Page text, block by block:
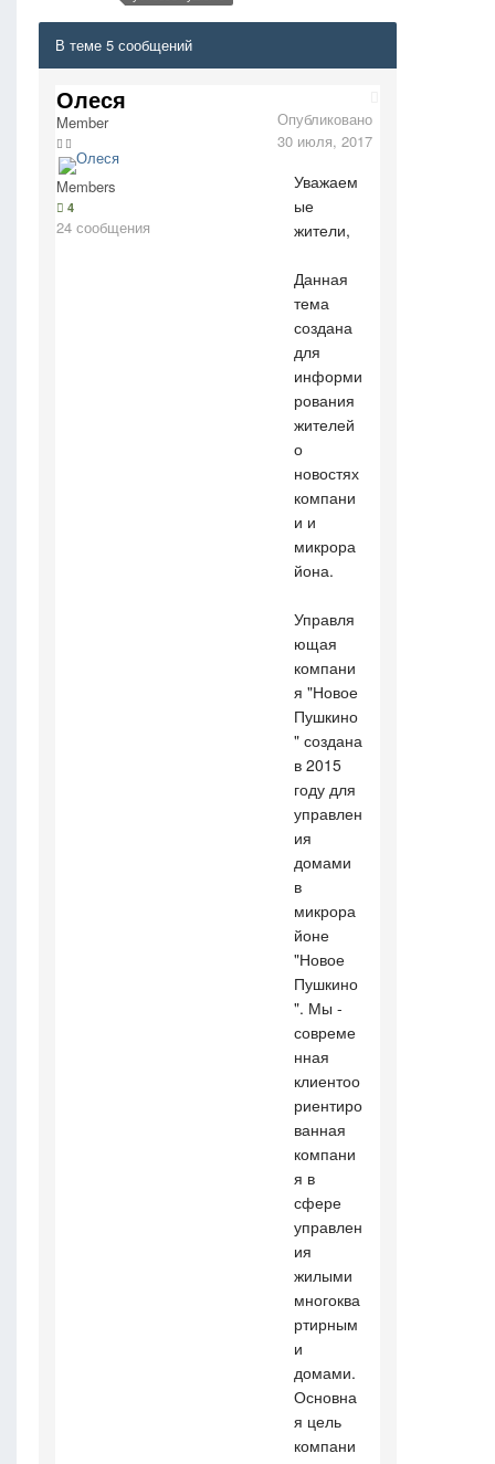
В теме 5 сообщений
Олеся
Member
Members
4
24 сообщения
Опубликовано
30 июля, 2017
Уважаем
ые
жители,
Данная
тема
создана
для
информи
рования
жителей
о
новостях
компани
и и
микрора
йона.
Управля
ющая
компани
я "Новое
Пушкино
" создана
в 2015
году для
управлен
ия
домами
в
микрора
йоне
"Новое
Пушкино
". Мы -
совреме
нная
клиентоо
риентиро
ванная
компани
я в
сфере
управлен
ия
жилыми
многоква
ртирным
и
домами.
Основна
я цель
компани